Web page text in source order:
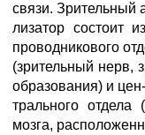
связи. Зрительный
лизатор состоит
проводникового
(зрительный нерв,
образования) и цен-
трального отдела
мозга,